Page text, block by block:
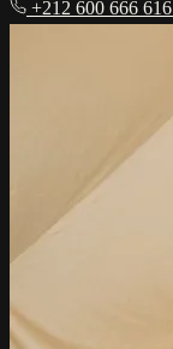
+212 600 666 616